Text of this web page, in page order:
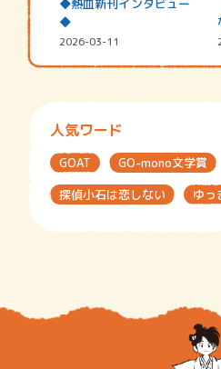
◆熱血新刊インタビュー
◆
2026-03-11
人気ワード
GOAT GO-mono文学賞
探偵小石は恋しない
ゆっ